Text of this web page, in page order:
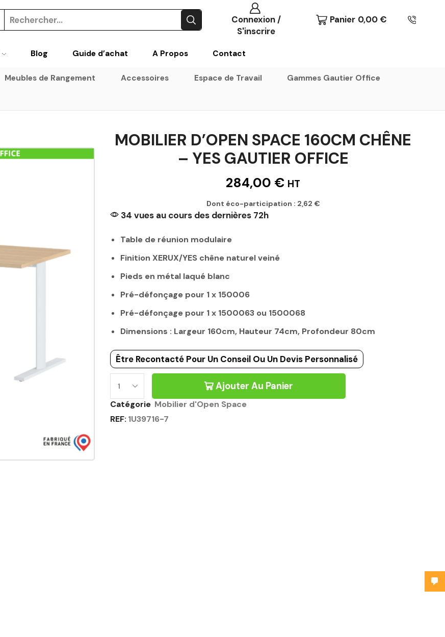
Connexion /
S'inscrire
Panier 0,00 €
Blog Guide d’achat A Propos Contact
Meubles de Rangement Accessoires Espace de Travail Gammes Gautier Office
MOBILIER D’OPEN SPACE 160CM CHÊNE
– YES GAUTIER OFFICE
284,00 € HT
Dont éco-participation : 2,62 €
34 vues au cours des dernières 72h
Table de réunion modulaire
Finition XERUX/YES chêne naturel veiné
Pieds en métal laqué blanc
Pré-défonçage pour 1 x 150006
Pré-défonçage pour 1 x 1500063 ou 1500068
Dimensions : Largeur 160cm, Hauteur 74cm, Profondeur 80cm
Être Recontacté Pour Un Conseil Ou Un Devis Personnalisé
Ajouter Au Panier
Catégorie Mobilier d'Open Space
REF: 1U39716-7